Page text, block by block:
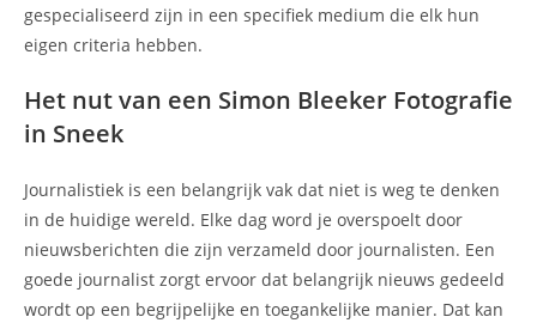
gespecialiseerd zijn in een specifiek medium die elk hun
eigen criteria hebben.
Het nut van een Simon Bleeker Fotografie
in Sneek
Journalistiek is een belangrijk vak dat niet is weg te denken
in de huidige wereld. Elke dag word je overspoelt door
nieuwsberichten die zijn verzameld door journalisten. Een
goede journalist zorgt ervoor dat belangrijk nieuws gedeeld
wordt op een begrijpelijke en toegankelijke manier. Dat kan